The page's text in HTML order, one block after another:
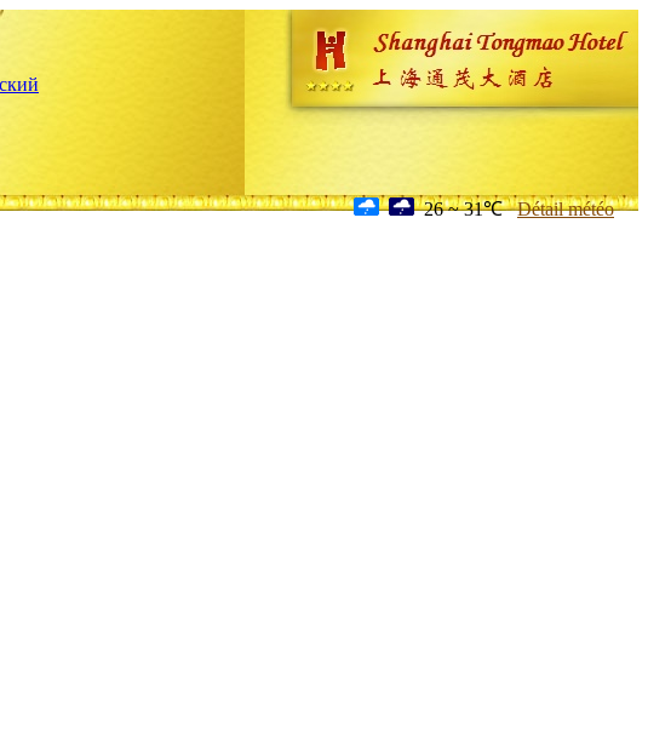
26 ~ 31℃ Détail météo